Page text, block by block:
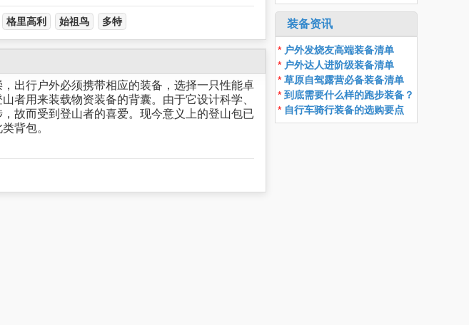
格里高利 始祖鸟 多特
出行户外必须携带相应的装备，选择一只性能卓
者用来装载物资装备的背囊。由于它设计科学、
故而受到登山者的喜爱。现今意义上的登山包已
背包。
装备资讯
* 户外发烧友高端装备清单
* 户外达人进阶级装备清单
* 草原自驾露营必备装备清单
* 到底需要什么样的跑步装备？
* 自行车骑行装备的选购要点